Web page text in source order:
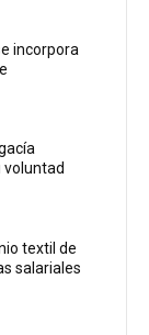
incorpora
voluntad
textil de
salariales